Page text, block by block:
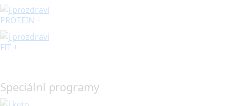
PROTEIN +
FIT +
Speciální programy